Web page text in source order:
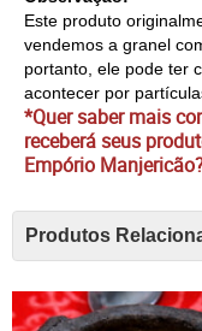
Este produto
vendemos a granel
portanto, ele pode ter
acontecer por
*Quer saber mais
receberá seus
Empório
Produtos